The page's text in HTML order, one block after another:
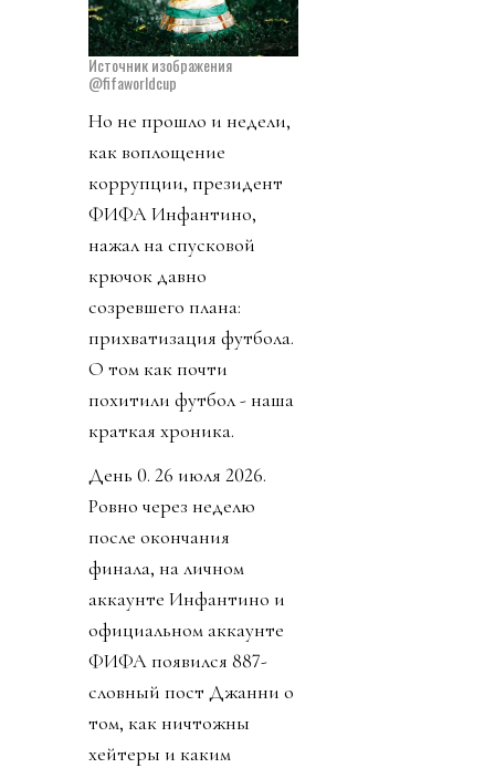
Источник изображения
@fifaworldcup
Но не прошло и недели,
как воплощение
коррупции, президент
ФИФА Инфантино,
нажал на спусковой
крючок давно
созревшего плана:
прихватизация футбола.
О том как почти
похитили футбол - наша
краткая хроника.
День 0. 26 июля 2026.
Ровно через неделю
после окончания
финала, на личном
аккаунте Инфантино и
официальном аккаунте
ФИФА появился 887-
словный пост Джанни о
том, как ничтожны
хейтеры и каким